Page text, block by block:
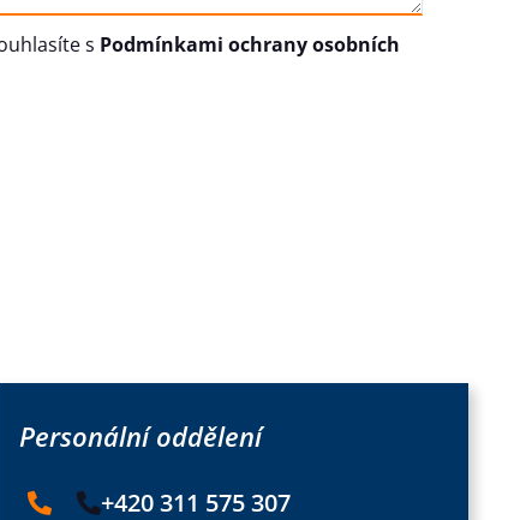
s Podmínkami ochrany osobních
Personální oddělení
+420 311 575 307